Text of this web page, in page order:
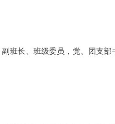
班长、班级委员，党、团支